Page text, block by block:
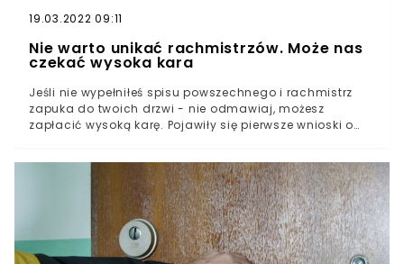
19.03.2022 09:11
Nie warto unikać rachmistrzów. Może nas
czekać wysoka kara
Jeśli nie wypełniłeś spisu powszechnego i rachmistrz
zapuka do twoich drzwi - nie odmawiaj, możesz
zapłacić wysoką karę. Pojawiły się pierwsze wnioski o
mija 30 września. Kiedy skontaktuje się z nami
rachmistrz, nie mamy możliwości odmowy - wówczas
spisać się po prostu trzeba.